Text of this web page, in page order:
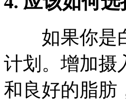
如果你是白
计划。增加摄
和良好的脂肪